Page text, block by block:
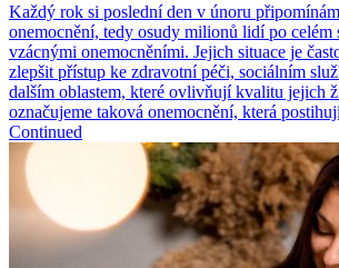
Každý rok si poslední den v únoru
onemocnění, tedy osudy milionů lidí po celém
vzácnými onemocněními. Jejich situace je
zlepšit přístup ke zdravotní péči, sociálním
dalším oblastem, které ovlivňují kvalitu jejich
označujeme taková onemocnění, která
Continued